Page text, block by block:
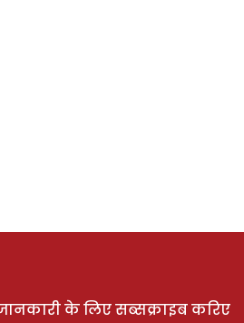
के लिए सब्सक्राइब करिए